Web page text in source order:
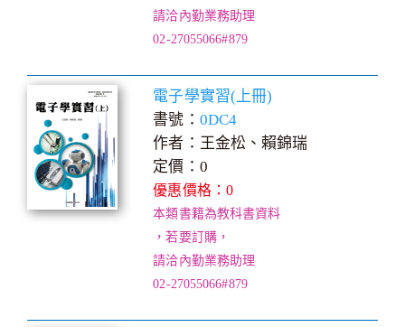
請洽內勤業務助理
02-27055066#879
電子學實習(上冊)
書號： 0DC4
作者：王金松、賴錦瑞
定價：0
優惠價格：0
本類書籍為教科書資料
，若要訂購，
請洽內勤業務助理
02-27055066#879